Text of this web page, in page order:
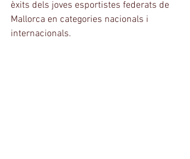
èxits dels joves esportistes federats de
Mallorca en categories nacionals i
internacionals.